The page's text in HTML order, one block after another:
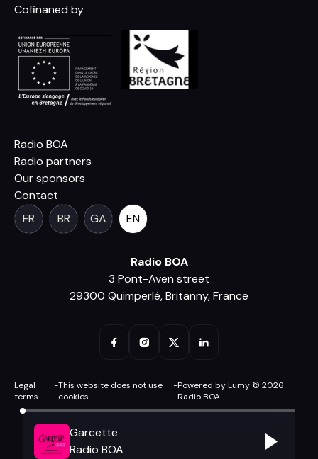
Cofinaned by
Radio BOA
Radio partners
Our sponsors
Contact
FR
BR GA EN
Radio BOA
3 Pont-Aven street
29300 Quimperlé, Britanny, France
Legal
terms
-This website does not use
cookies
-Powered by Lumy © 2026
Radio BOA
Garcette
Radio BOA